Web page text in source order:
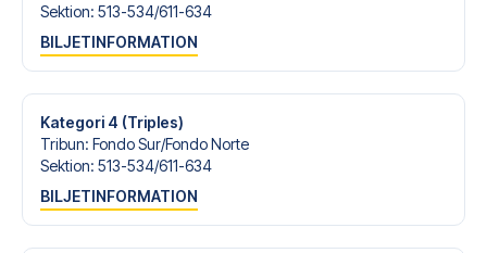
Sektion: 513-534/​611-634
BILJETINFORMATION
Kategori 4 (Triples)
Tribun: Fondo Sur/​Fondo Norte
Sektion: 513-534/​611-634
BILJETINFORMATION